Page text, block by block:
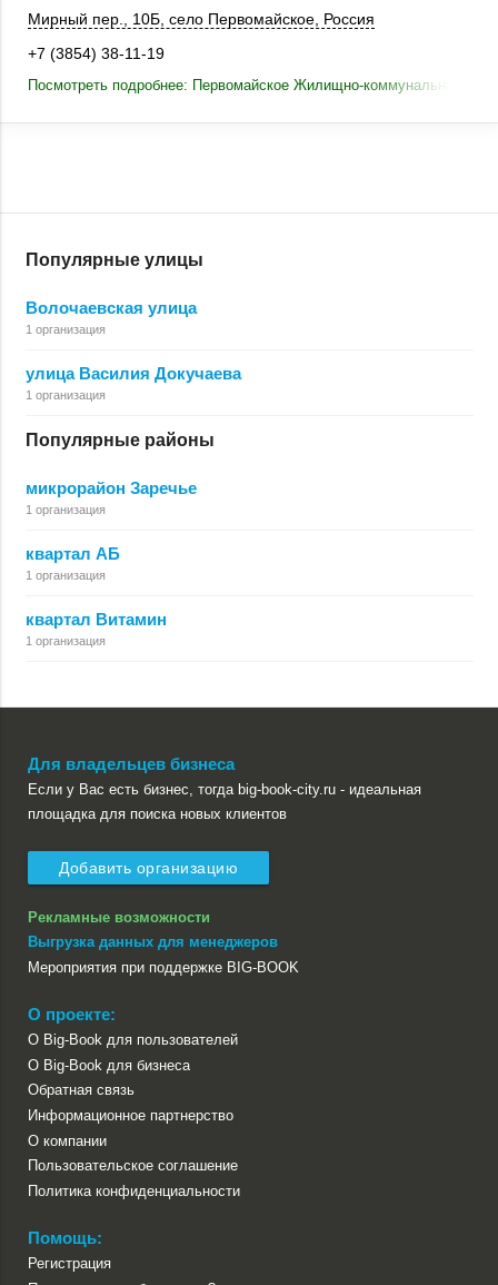
Мирный пер. 10Б село Первомайское Россия
+7 (3854) 38-11-19
Посмотреть подробнее: Первомайское Жилищно-коммунальное
Популярные улицы
Волочаевская улица
1 организация
улица Василия Докучаева
1 организация
Популярные районы
микрорайон Заречье
1 организация
квартал АБ
1 организация
квартал Витамин
1 организация
Для владельцев бизнеса
Если у Вас есть бизнес, тогда big-book-city.ru - идеальная
площадка для поиска новых клиентов
Добавить организацию
Рекламные возможности
Выгрузка данных для менеджеров
Мероприятия при поддержке BIG-BOOK
О проекте:
О Big-Book для пользователей
О Big-Book для бизнеса
Обратная связь
Информационное партнерство
О компании
Пользовательское соглашение
Политика конфиденциальности
Помощь:
Регистрация